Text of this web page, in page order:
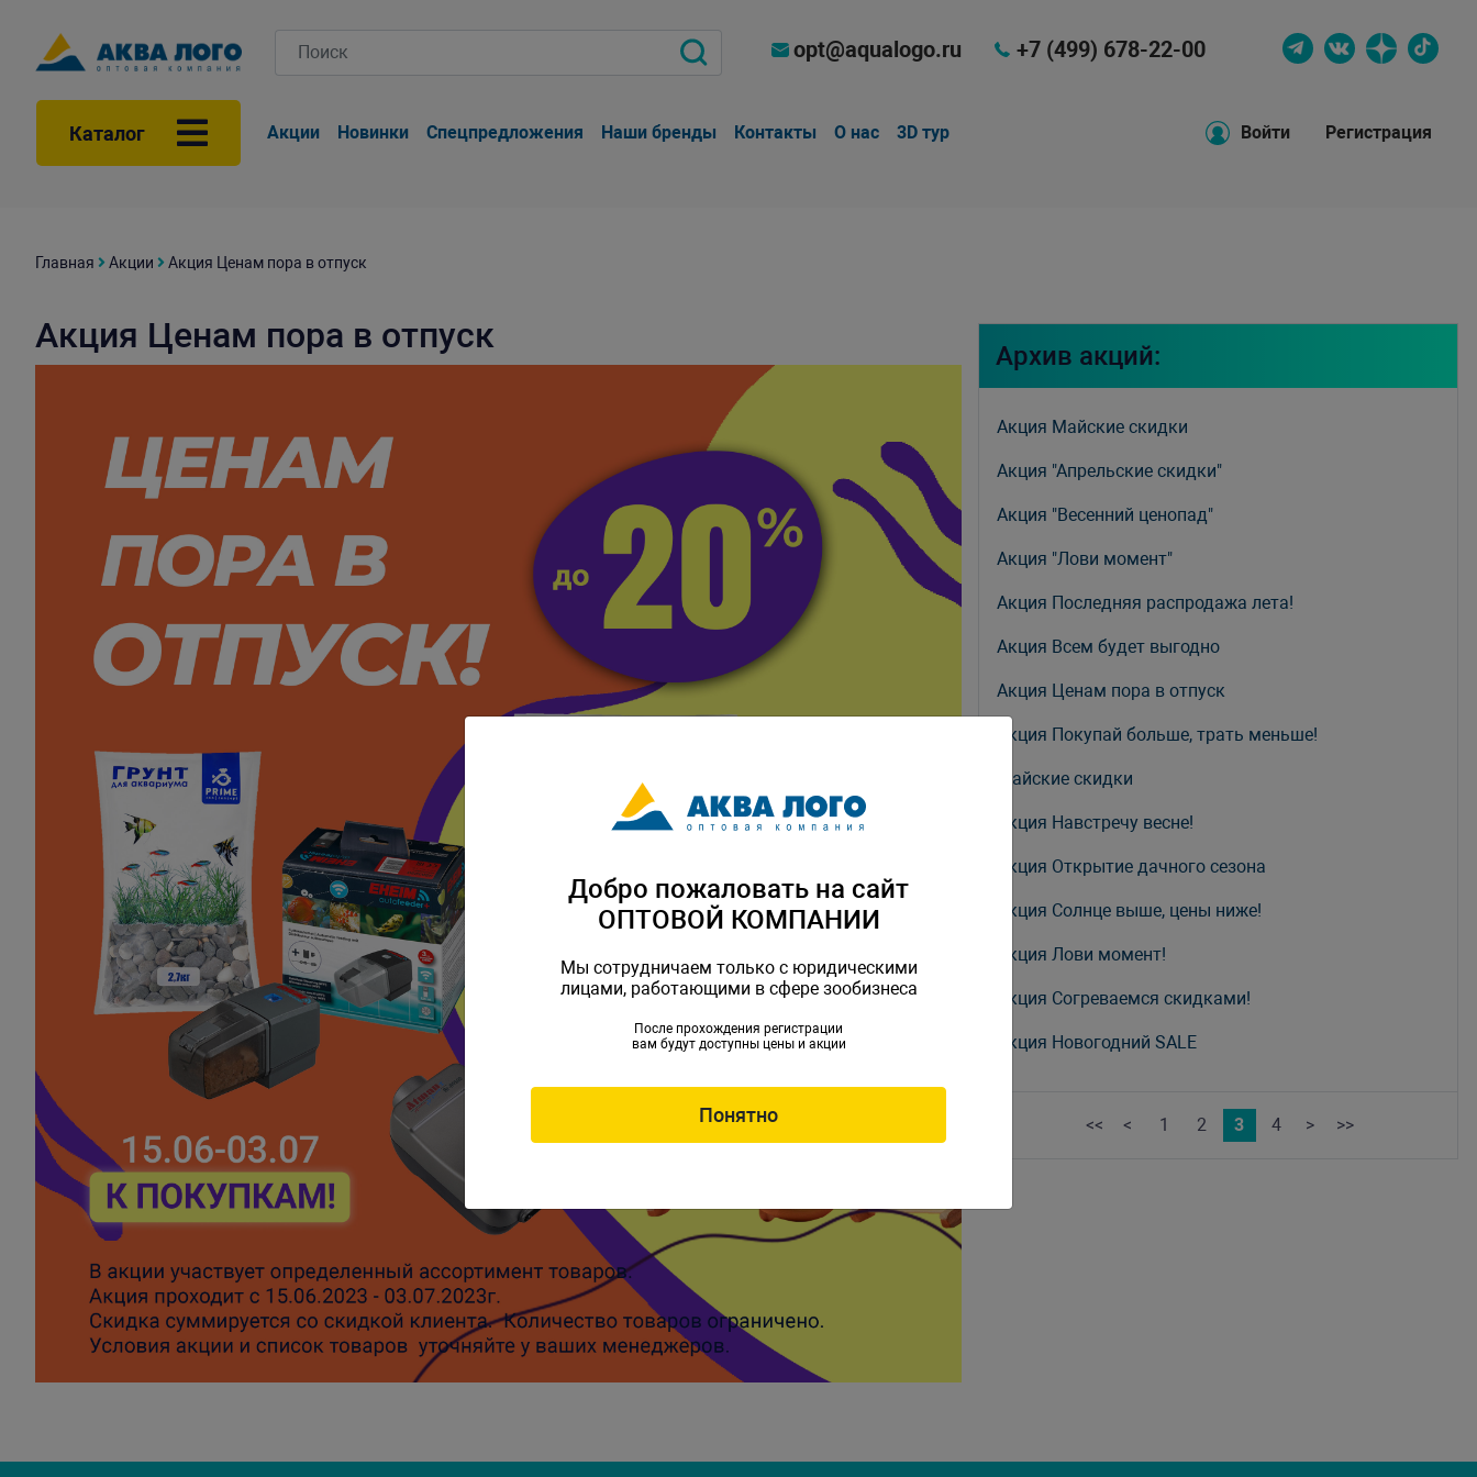
opt@aqualogo.ru +7 (499) 678-22-00
Каталог Акции Новинки Спецпредложения Наши бренды Контакты О нас 3D тур Войти Регистрация
Главная Акции Акция Ценам пора в отпуск
Акция Ценам пора в отпуск Архив акций:
Акция Майские скидки
Акция "Апрельские скидки"
Акция "Весенний ценопад"
Акция "Лови момент"
Акция Последняя распродажа лета!
Акция Всем будет выгодно
Акция Ценам пора в отпуск
Акция Покупай больше, трать меньше!
Майские скидки
Акция Навстречу весне!
Акция Открытие дачного сезона
Акция Солнце выше, цены ниже!
Акция Лови момент!
Акция Согреваемся скидками!
Акция Новогодний SALE
<< < 1 2 3 4 > >>
Добро пожаловать на сайт
ОПТОВОЙ КОМПАНИИ
Мы сотрудничаем только с юридическими
лицами, работающими в сфере зообизнеса
После прохождения регистрации
вам будут доступны цены и акции
Понятно